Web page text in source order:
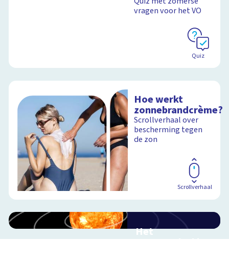
vragen voor het VO
Quiz
Hoe werkt
zonnebrandcrème?
Scrollverhaal over
bescherming tegen
de zon
Scrollverhaal
Het
zonnestelsel in